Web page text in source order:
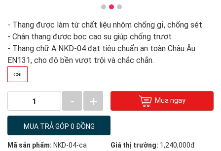
- Thang được làm từ chất liệu nhôm chống gỉ, chống sét
- Chân thang được bọc cao su giúp chống trượt
- Thang chữ A NKD-04 đạt tiêu chuẩn an toàn Châu Âu
EN131, cho độ bền vượt trội và chắc chắn.
cái
1 - + Mua ngay
MUA TRẢ GÓP 0 ĐỒNG
Mã sản phẩm: NKD-04-ca Giá thị trường: 1,240,000đ